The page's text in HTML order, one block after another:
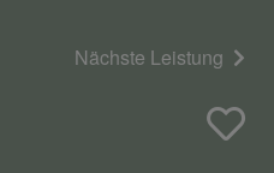
Nächste Leistung